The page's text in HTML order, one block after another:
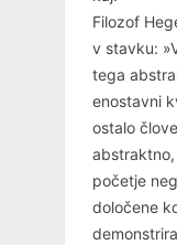
Filozof
v stavku:
tega
enostavni
ostalo
početje
določene